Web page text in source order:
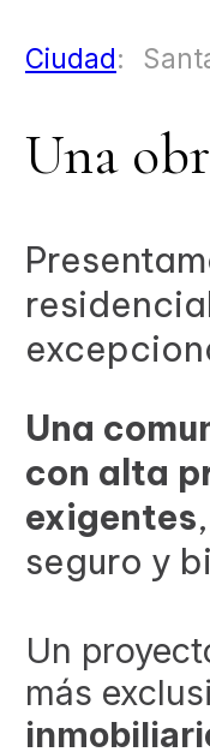
Ciudad:
Una
Una
con alta
exigentes
seguro y
Un
más